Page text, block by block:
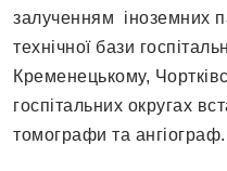
залученням іноземних
технічної бази
Кременецькому,
госпітальних округах
томографи та ангіограф.